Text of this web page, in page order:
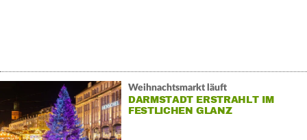
Weihnachtsmarkt läuft
DARMSTADT ERSTRAHLT IM
FESTLICHEN GLANZ